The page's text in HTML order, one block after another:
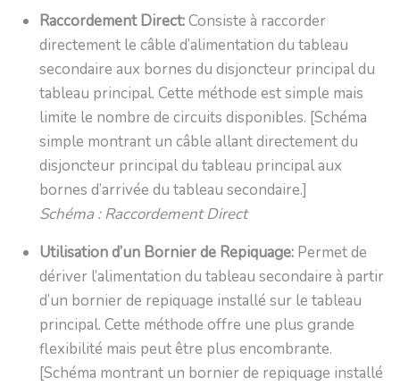
Raccordement Direct:Consiste à raccorder
directement le câble d’alimentation du tableau
secondaire aux bornes du disjoncteur principal du
tableau principal. Cette méthode est simple mais
limite le nombre de circuits disponibles. [Schéma
simple montrant un câble allant directement du
disjoncteur principal du tableau principal aux
bornes d’arrivée du tableau secondaire.]
Schéma : Raccordement Direct
Utilisation d’un Bornier de Repiquage: Permet de
dériver l’alimentation du tableau secondaire à partir
d’un bornier de repiquage installé sur le tableau
principal. Cette méthode offre une plus grande
flexibilité mais peut être plus encombrante.
[Schéma montrant un bornier de repiquage installé